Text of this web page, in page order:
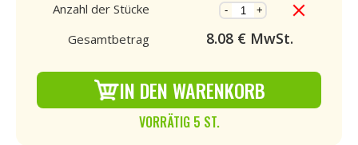
Anzahl der Stücke
- +
Gesamtbetrag 8.08€ MwSt.
IN DEN WARENKORB
VORRÄTIG 5 ST.